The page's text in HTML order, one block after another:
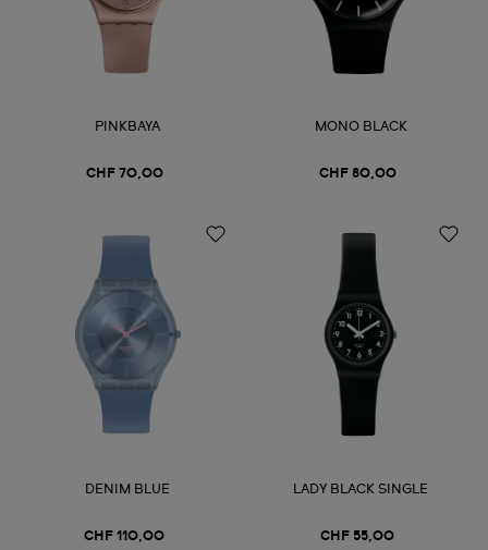
PINKBAYA
CHF 70,00
MONO BLACK
CHF 80,00
DENIM BLUE
CHF 110,00
LADY BLACK SINGLE
CHF 55,00